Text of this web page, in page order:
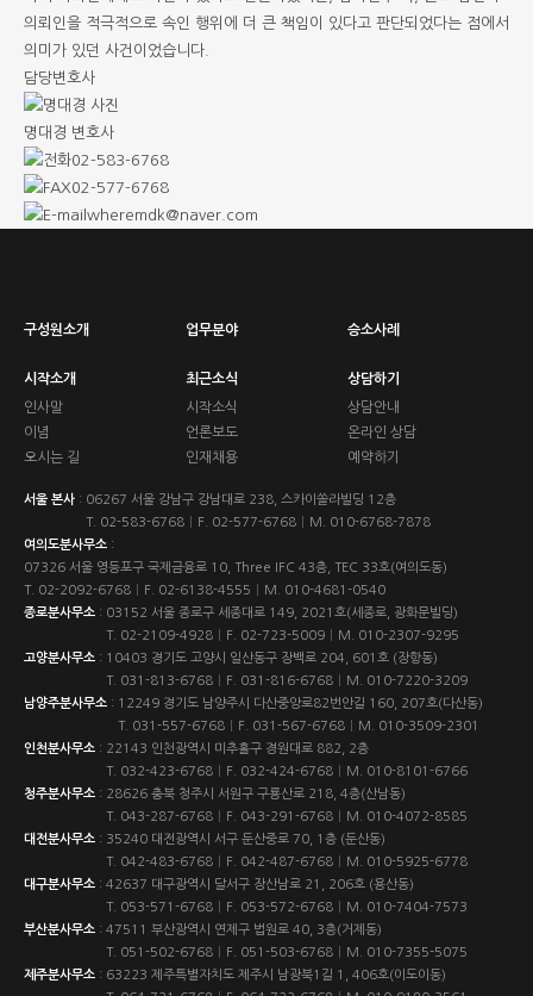
의뢰인을 적극적으로 속인 행위에 더 큰 책임이 있다고 판단되었다는 점에서
의미가 있던 사건이었습니다.
담당변호사
명대경 변호사
02-583-6768
02-577-6768
wheremdk@naver.com
구성원소개 업무분야 승소사례
시작소개
인사말
이념
오시는 길
최근소식
시작소식
언론보도
인재채용
상담하기
상담안내
온라인 상담
예약하기
서울 본사 : 06267 서울 강남구 강남대로 238, 스카이쏠라빌딩 12층
T. 02-583-6768 F. 02-577-6768 M. 010-6768-7878
여의도분사무소 :
07326 서울 영등포구 국제금융로 10, Three IFC 43층, TEC 33호(여의도동)
T. 02-2092-6768 F. 02-6138-4555 M. 010-4681-0540
종로분사무소 : 03152 서울 종로구 세종대로 149, 2021호(세종로, 광화문빌딩)
T. 02-2109-4928 F. 02-723-5009 M. 010-2307-9295
고양분사무소 : 10403 경기도 고양시 일산동구 장백로 204, 601호 (장항동)
T. 031-813-6768 F. 031-816-6768 M. 010-7220-3209
남양주분사무소 : 12249 경기도 남양주시 다산중앙로82번안길 160, 207호(다산동)
T. 031-557-6768 F. 031-567-6768 M. 010-3509-2301
인천분사무소 : 22143 인천광역시 미추홀구 경원대로 882, 2층
T. 032-423-6768 F. 032-424-6768 M. 010-8101-6766
청주분사무소 : 28626 충북 청주시 서원구 구룡산로 218, 4층(산남동)
T. 043-287-6768 F. 043-291-6768 M. 010-4072-8585
대전분사무소 : 35240 대전광역시 서구 둔산중로 70, 1층 (둔산동)
T. 042-483-6768 F. 042-487-6768 M. 010-5925-6778
대구분사무소 : 42637 대구광역시 달서구 장산남로 21, 206호 (용산동)
T. 053-571-6768 F. 053-572-6768 M. 010-7404-7573
부산분사무소 : 47511 부산광역시 연제구 법원로 40, 3층(거제동)
T. 051-502-6768 F. 051-503-6768 M. 010-7355-5075
제주분사무소 : 63223 제주특별자치도 제주시 남광북1길 1, 406호(이도이동)